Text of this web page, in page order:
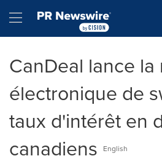
Hamburger menu
CanDeal lance
électronique de
taux d'intérêt en
canadiens
English